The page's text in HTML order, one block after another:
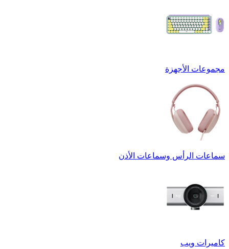
مجموعات الأجهزة
سماعات الرأس وسماعات الأذن
كاميرات ويب